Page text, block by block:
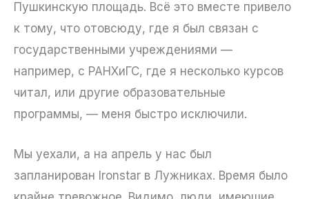
Пушкинскую площадь. Всё это вместе привело
к тому, что отовсюду, где я был связан с
государственными учреждениями —
например, с РАНХиГС, где я несколько курсов
читал, или другие образовательные
программы, — меня быстро исключили.
Мы уехали, а на апрель у нас был
запланирован Ironstar в Лужниках. Время было